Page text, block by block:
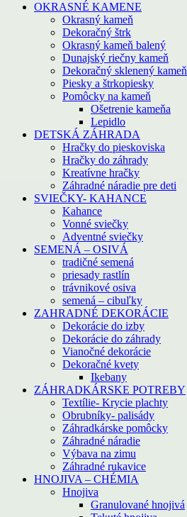
OKRASNÉ KAMENE
Okrasný kameň
Dekoračný štrk
Okrasný kameň balený
Dunajský riečny kameň
Dekoračný sklenený kameň
Piesky a štrkopiesky
Pomôcky na kameň
Ošetrenie kameňa
Lepidlo
DETSKÁ ZÁHRADA
Hračky do pieskoviska
Hračky do záhrady
Kreatívne hračky
Záhradné náradie pre deti
SVIEČKY- KAHANCE
Kahance
Vonné sviečky
Adventné sviečky
SEMENÁ – OSIVÁ
tradičné semená
priesady rastlín
trávnikové osiva
semená – cibuľky
ZAHRADNÉ DEKORÁCIE
Dekorácie do izby
Dekorácie do záhrady
Vianočné dekorácie
Dekoračné kvety
Ikebany
ZÁHRADKÁRSKE POTREBY
Textílie- Krycie plachty
Obrubníky- palisády
Záhradkárske pomôcky
Záhradné náradie
Výbava na zimu
Záhradné rukavice
HNOJIVA – CHÉMIA
Hnojiva
Granulované hnojivá